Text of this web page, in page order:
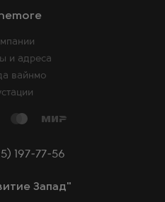
197-77-56
Запад"
и адреса
вайнмо